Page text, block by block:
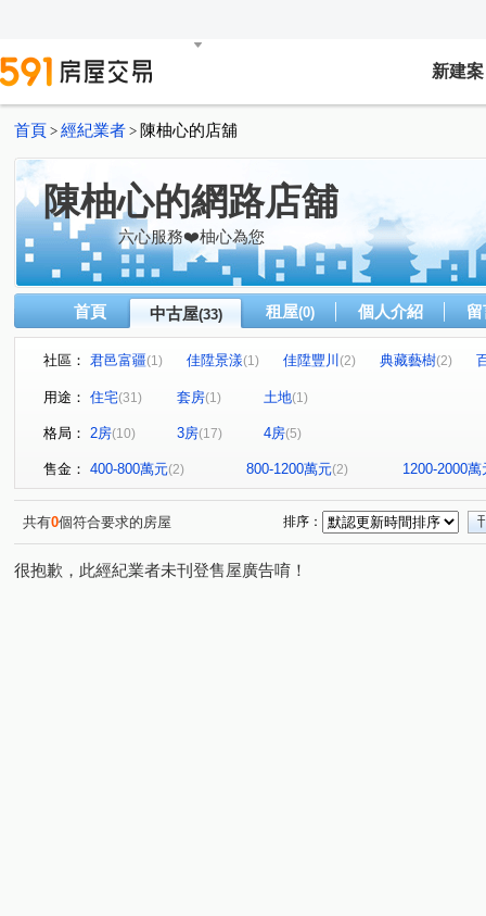
新建案
首頁 > 經紀業者 > 陳柚心的店舖
陳柚心的網路店舖
六心服務❤️柚心為您
首頁 中古屋(33) 租屋(0) 個人介紹
社區： 君邑富疆(1) 佳陞景漾(1) 佳陞豐川 (2) 典藏藝樹(2)
益展城心
遠雄未來市 (1)
幸福社區B
日光流域 (1) 遠雄夏沐
鉑悅(1) 巴黎世家 亞昕一見(1) 宜誠金品翡翠區(1)
竹城-早稻田(1) 寶億蒔尚(1) 桃大誠(1) 文中東路(1)
山鼻路(2) 同德五街 (1) 大華五街(1)
文化
華亞三路(2) 建國東路(1) 文中三路(2) 力行路(1)
莊
長峰路(1) 幸福九街(1) 慈德街
用途： 住宅(31) 套房(1) 土地(1)
格局： 2房(10) 3房(17) 4房(5)
售金： 400-800萬元(2) 800-1200萬元(2) 1200-2000萬
共有0個符合要求的房屋 排序：
很抱歉，此經紀業者未刊登售屋廣告唷！